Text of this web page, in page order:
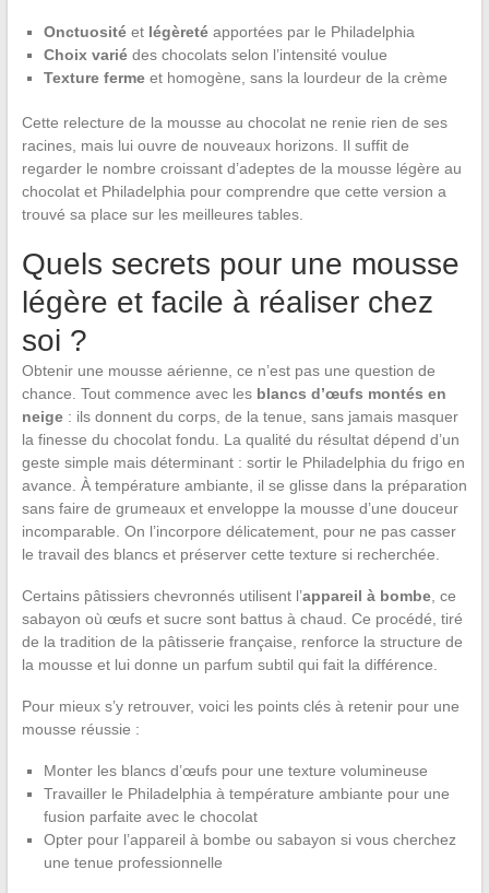
Onctuositéet légèretéapportées par le Philadelphia
Choix variédes chocolats selon l’intensité voulue
Texture fermeet homogène, sans la lourdeur de la crème
Cette relecture de la mousse au chocolat ne renie rien de ses
racines, mais lui ouvre de nouveaux horizons. Il suffit de
regarder le nombre croissant d’adeptes de la mousse légère au
chocolat et Philadelphia pour comprendre que cette version a
trouvé sa place sur les meilleures tables.
Quels secrets pour une mousse
légère et facile à réaliser chez
soi ?
Obtenir une mousse aérienne, ce n’est pas une question de
chance. Tout commence avec les blancs d’œufs montés en
neige: ils donnent du corps, de la tenue, sans jamais masquer
la finesse du chocolat fondu. La qualité du résultat dépend d’un
geste simple mais déterminant : sortir le Philadelphia du frigo en
avance. À température ambiante, il se glisse dans la préparation
sans faire de grumeaux et enveloppe la mousse d’une douceur
incomparable. On l’incorpore délicatement, pour ne pas casser
le travail des blancs et préserver cette texture si recherchée.
Certains pâtissiers chevronnés utilisent l’appareil à bombe, ce
sabayon où œufs et sucre sont battus à chaud. Ce procédé, tiré
de la tradition de la pâtisserie française, renforce la structure de
la mousse et lui donne un parfum subtil qui fait la différence.
Pour mieux s’y retrouver, voici les points clés à retenir pour une
mousse réussie :
Monter les blancs d’œufs pour une texture volumineuse
Travailler le Philadelphia à température ambiante pour une
fusion parfaite avec le chocolat
Opter pour l’appareil à bombe ou sabayon si vous cherchez
une tenue professionnelle